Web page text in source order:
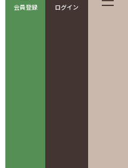
会員登録 ログイン